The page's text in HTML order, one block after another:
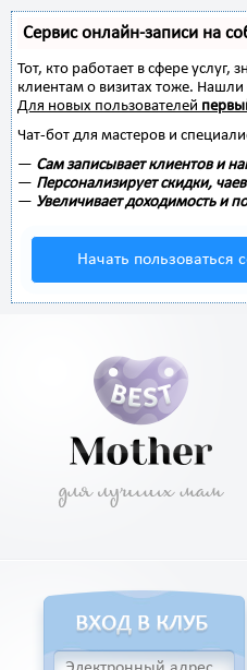
Сервис онлайн-записи на
Тот, кто работает в сфере
клиентам о визитах тоже.
Для новых пользователей
Чат-бот для мастеров и
— Сам записывает клиентов и
— Персонализирует скидки,
— Увеличивает доходимость и
Начать пользоваться